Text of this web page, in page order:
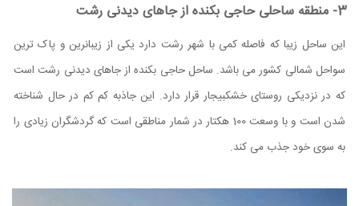
3- منطقه ساحلی حاجی بکنده از جاهای دیدنی رشت
این ساحل زیبا که فاصله کمی با شهر رشت دارد یکی از زیبانرین و پاک ترین
سواحل شمالی کشور می باشد. ساحل حاجی بکنده از جاهای دیدنی رشت است
که در نزدیکی روستای خشکبیجار قرار دارد. این جاذبه کم کم در حال شناخته
شدن است و با وسعت 100 هکتار در شمار مناطقی است که گردشگران زیادی را
به سوی خود جذب می کند.